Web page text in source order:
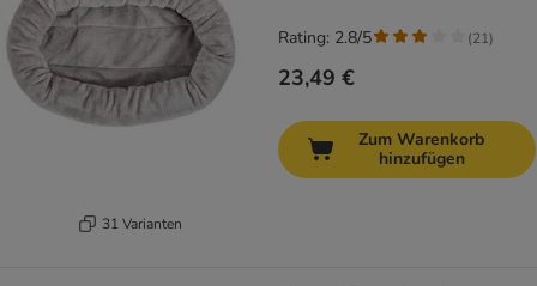
31 Varianten
23,49 €
Rating: 2.8/5 (21)
Zum Warenkorb
hinzufügen